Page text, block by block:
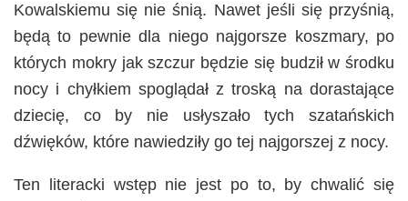
Kowalskiemu się nie śnią. Nawet jeśli się przyśnią,
będą to pewnie dla niego najgorsze koszmary, po
których mokry jak szczur będzie się budził w środku
nocy i chyłkiem spoglądał z troską na dorastające
dziecię, co by nie usłyszało tych szatańskich
dźwięków, które nawiedziły go tej najgorszej z nocy.
Ten literacki wstęp nie jest po to, by chwalić się